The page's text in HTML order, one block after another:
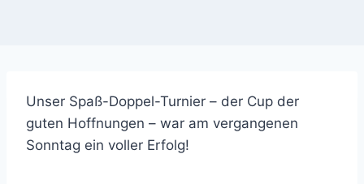
Unser Spaß-Doppel-Turnier – der Cup der
guten Hoffnungen – war am vergangenen
Sonntag ein voller Erfolg!